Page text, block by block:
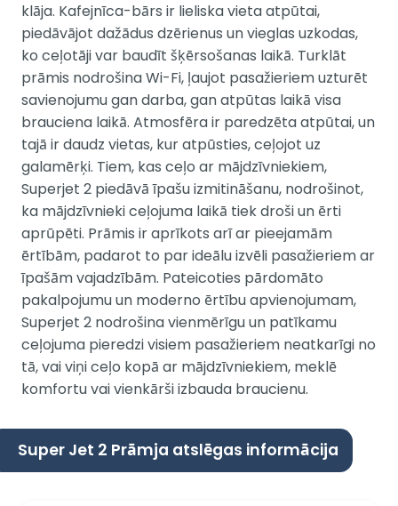
klāja. Kafejnīca-bārs ir lieliska vieta atpūtai,
piedāvājot dažādus dzērienus un vieglas uzkodas,
ko ceļotāji var baudīt šķērsošanas laikā. Turklāt
prāmis nodrošina Wi-Fi, ļaujot pasažieriem uzturēt
savienojumu gan darba, gan atpūtas laikā visa
brauciena laikā. Atmosfēra ir paredzēta atpūtai, un
tajā ir daudz vietas, kur atpūsties, ceļojot uz
galamērķi. Tiem, kas ceļo ar mājdzīvniekiem,
Superjet 2 piedāvā īpašu izmitināšanu, nodrošinot,
ka mājdzīvnieki ceļojuma laikā tiek droši un ērti
aprūpēti. Prāmis ir aprīkots arī ar pieejamām
ērtībām, padarot to par ideālu izvēli pasažieriem ar
īpašām vajadzībām. Pateicoties pārdomāto
pakalpojumu un moderno ērtību apvienojumam,
Superjet 2 nodrošina vienmērīgu un patīkamu
ceļojuma pieredzi visiem pasažieriem neatkarīgi no
tā, vai viņi ceļo kopā ar mājdzīvniekiem, meklē
komfortu vai vienkārši izbauda braucienu.
Super Jet 2 Prāmja atslēgas informācija